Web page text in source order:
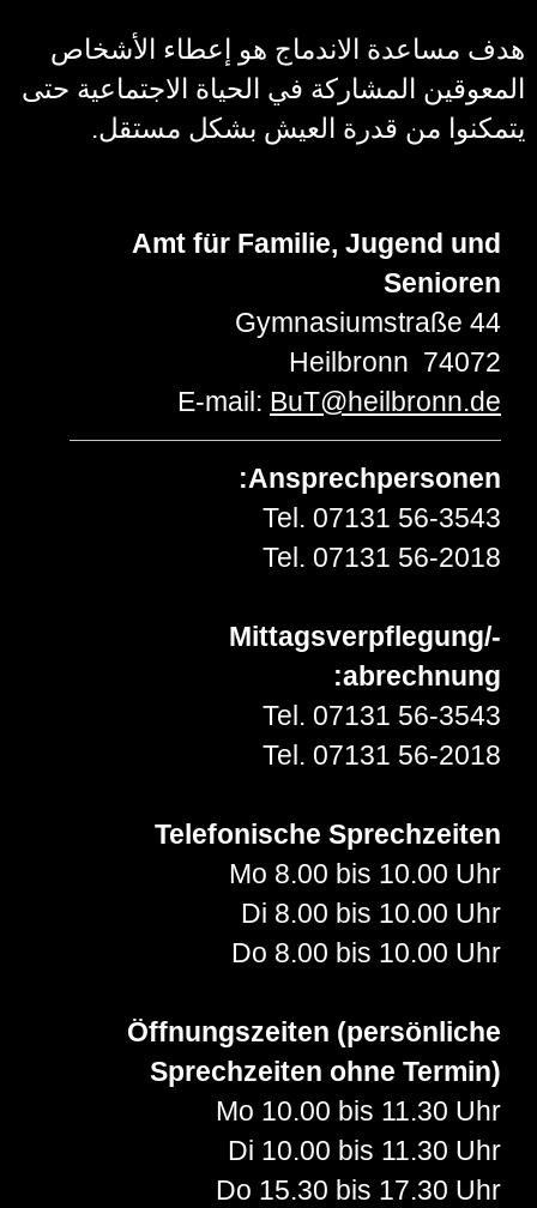
هدف مساعدة الاندماج هو إعطاء الأشخاص
المعوقين المشاركة في الحياة الاجتماعية حتى
يتمكنوا من قدرة العيش بشكل مستقل.
Amt für Familie, Jugend und
Senioren
Gymnasiumstraße 44
74072
Heilbronn
E-mail: BuT@heilbronn.de
Ansprechpersonen:
Tel. 07131 56-3543
Tel. 07131 56-2018
Mittagsverpflegung/-
abrechnung:
Tel. 07131 56-3543
Tel. 07131 56-2018
Telefonische Sprechzeiten
Mo 8.00 bis 10.00 Uhr
Di 8.00 bis 10.00 Uhr
Do 8.00 bis 10.00 Uhr
Öffnungszeiten (persönliche
Sprechzeiten ohne Termin)
Mo 10.00 bis 11.30 Uhr
Di 10.00 bis 11.30 Uhr
Do 15.30 bis 17.30 Uhr